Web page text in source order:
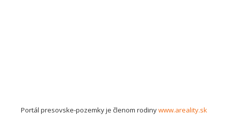
Portál presovske-pozemky je členom rodinywww.areality.sk